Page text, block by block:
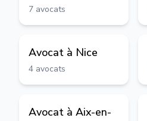
7 avocats
Avocat à Nice
4 avocats
Avocat à Aix-en-